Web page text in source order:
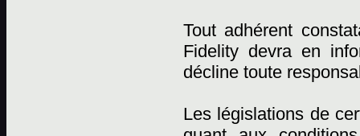
Tout adhérent
Fidelity devra en
décline toute
Les législations de